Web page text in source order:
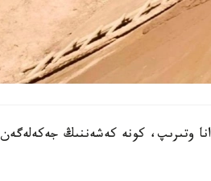
وتىرىپ، كونە كەشەننىڭ جەكەلەگەن